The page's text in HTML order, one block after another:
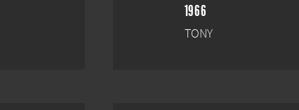
1966
TONY